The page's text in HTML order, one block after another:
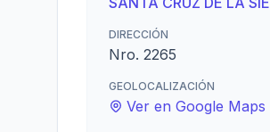
DIRECCIÓN
Nro. 2265
GEOLOCALIZACIÓN
Ver en Google Maps